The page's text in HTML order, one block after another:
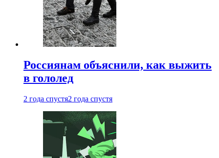
Россиянам объяснили, как выжить
в гололед
2 года спустя2 года спустя